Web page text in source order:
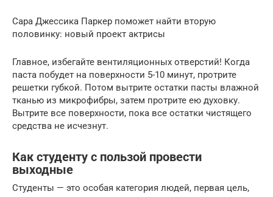
Сара Джессика Паркер поможет найти вторую
половинку: новый проект актрисы
Главное, избегайте вентиляционных отверстий! Когда
паста побудет на поверхности 5-10 минут, протрите
решетки губкой. Потом вытрите остатки пасты влажной
тканью из микрофибры, затем протрите ею духовку.
Вытрите все поверхности, пока все остатки чистящего
средства не исчезнут.
Как студенту с пользой провести
выходные
Студенты — это особая категория людей, первая цель,